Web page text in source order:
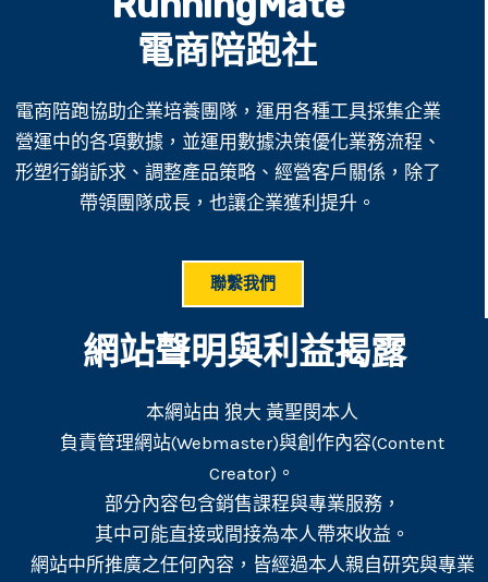
電商陪跑社
電商陪跑協助企業培養團隊，運用各種工具採集企業
營運中的各項數據，並運用數據決策優化業務流程、
形塑行銷訴求、調整產品策略、經營客戶關係，除了
帶領團隊成長，也讓企業獲利提升。
聯繫我們
網站聲明與利益揭露
本網站由 狼大 黃聖閔本人
負責管理網站(Webmaster)與創作內容(Content
Creator)。
部分內容包含銷售課程與專業服務，
其中可能直接或間接為本人帶來收益。
網站中所推廣之任何內容，皆經過本人親自研究與專業